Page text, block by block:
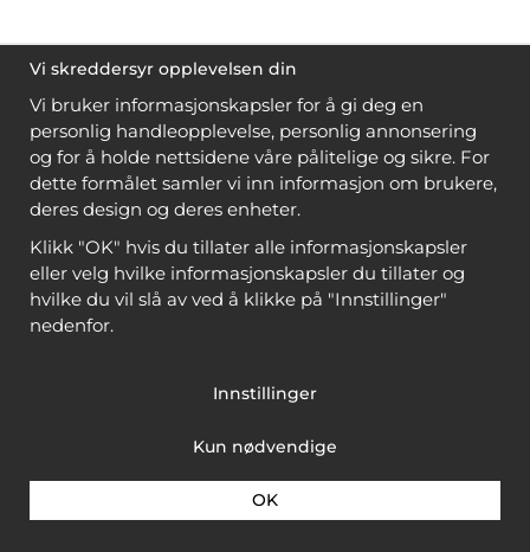
Vi skreddersyr opplevelsen din
Vi bruker informasjonskapsler for å gi deg en
personlig handleopplevelse, personlig annonsering
og for å holde nettsidene våre pålitelige og sikre. For
dette formålet samler vi inn informasjon om brukere,
deres design og deres enheter.
Klikk "OK" hvis du tillater alle informasjonskapsler
eller velg hvilke informasjonskapsler du tillater og
hvilke du vil slå av ved å klikke på "Innstillinger"
nedenfor.
Innstillinger
Kun nødvendige
OK